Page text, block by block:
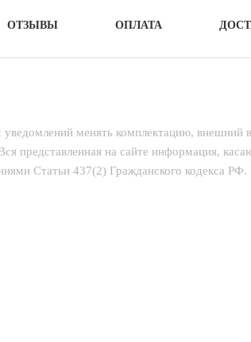
ОТЗЫВЫ ОПЛАТА
менять комплектацию,
представленная на сайте информация,
Статьи 437(2) Гражданского кодекса